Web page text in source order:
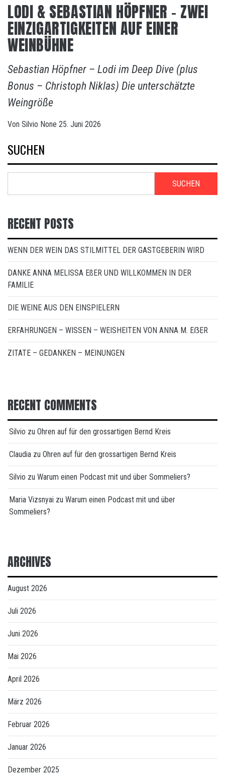
LODI & SEBASTIAN HÖPFNER – ZWEI
EINZIGARTIGKEITEN AUF EINER
WEINBÜHNE
Sebastian Höpfner – Lodi im Deep Dive (plus
Bonus – Christoph Niklas) Die unterschätzte
Weingröße
Von Silvio None 25. Juni 2026
SUCHEN
SUCHEN
RECENT POSTS
WENN DER WEIN DAS STILMITTEL DER GASTGEBERIN WIRD
DANKE ANNA MELISSA EßER UND WILLKOMMEN IN DER
FAMILIE
DIE WEINE AUS DEN EINSPIELERN
ERFAHRUNGEN – WISSEN – WEISHEITEN VON ANNA M. EẞER
ZITATE – GEDANKEN – MEINUNGEN
RECENT COMMENTS
Silvio zu Ohren auf für den grossartigen Bernd Kreis
Claudia zu Ohren auf für den grossartigen Bernd Kreis
Silvio zu Warum einen Podcast mit und über Sommeliers?
Maria Vizsnyai zu Warum einen Podcast mit und über
Sommeliers?
ARCHIVES
August 2026
Juli 2026
Juni 2026
Mai 2026
April 2026
März 2026
Februar 2026
Januar 2026
Dezember 2025